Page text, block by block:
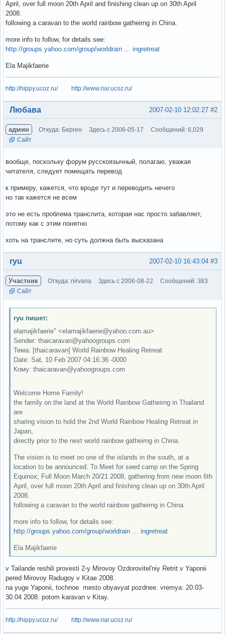
April, over full moon 20th April and finishing clean up on 30th April
2008.
following a caravan to the world rainbow gatheirng in China.
more info to follow, for details see:
http://groups.yahoo.com/group/worldrain … ingretreat
Ela Majikfaerie
http://hippy.ucoz.ru/ http://www.riar.ucoz.ru/
Вне форума #2
2007-02-10 12:02:27
Любава
админ Откуда: Берген Здесь с 2006-05-17
Сообщений: 6,029
Сайт
вообще, поскольку форум русскоязычный, полагаю, уважая
читателя, следует помещать перевод
к примеру, кажется, что вроде тут и переводить нечего
но так кажется не всем
это не есть проблема транслита, которая нас просто забавляет,
потому как с этим понятно
хоть на транслите, но суть должна быть высказана
Вне форума #3
2007-02-10 16:43:04
ryu
Участник Откуда: nirvana Здесь с 2006-08-22
Сообщений: 383
Сайт
ryu пишет:
elamajikfaerie" <elamajikfaerie@yahoo.com.au>
Sender: thaicaravan@yahoogroups.com
Тема: [thaicaravan] World Rainbow Healing Retreat
Date: Sat, 10 Feb 2007 04:16:36 -0000
Кому: thaicaravan@yahoogroups.com
Welcome Home Family!
the family on the land at the World Rainbow Gatheirng in Thailand
are
sharing vision to hold the 2nd World Rainbow Healing Retreat in
Japan,
directly prior to the next world rainbow gatheirng in China.
The vision is to meet on one of the islands in the south, at a
location to be announced. To Meet for seed camp on the Spring
Equinox; Full Moon March 20/21 2008, gathering from new moon 6th
April, over full moon 20th April and finishing clean up on 30th April
2008.
following a caravan to the world rainbow gatheirng in China.
more info to follow, for details see:
http://groups.yahoo.com/group/worldrain … ingretreat
Ela Majikfaerie
v Tailande reshili provesti 2-y Mirovoy Ozdorovitel'niy Retrit v Yaponii
pered Mirovoy Radugoy v Kitae 2008.
na yuge Yaponii, tochnoe mesto obyavyat pozdnee. vremya: 20.03-
30.04 2008. potom karavan v Kitay.
http://hippy.ucoz.ru/ http://www.riar.ucoz.ru/